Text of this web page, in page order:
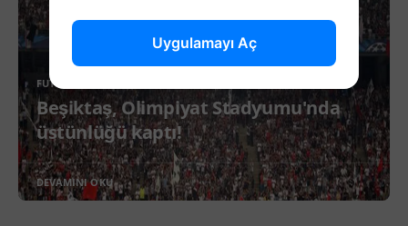
FUTBOL
Beşiktaş, Olimpiyat Stadyumu'nda
üstünlüğü kaptı!
DEVAMINI OKU
Uygulamayı Aç